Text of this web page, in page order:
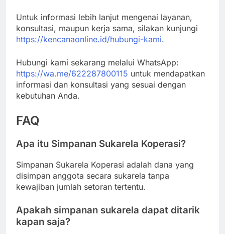
Untuk informasi lebih lanjut mengenai layanan,
konsultasi, maupun kerja sama, silakan kunjungi
https://kencanaonline.id/hubungi-kami.
Hubungi kami sekarang melalui WhatsApp:
https://wa.me/622287800115 untuk mendapatkan
informasi dan konsultasi yang sesuai dengan
kebutuhan Anda.
FAQ
Apa itu Simpanan Sukarela Koperasi?
Simpanan Sukarela Koperasi adalah dana yang
disimpan anggota secara sukarela tanpa
kewajiban jumlah setoran tertentu.
Apakah simpanan sukarela dapat ditarik
kapan saja?